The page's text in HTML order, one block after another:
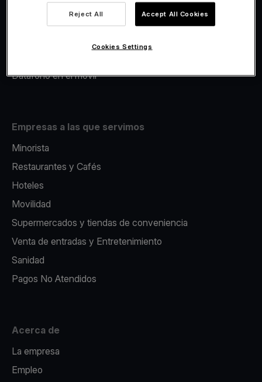
Avance Comercial
Datáfono en el movil
Empresas a las que servimos
Minorista
Restaurantes y Cafés
Hoteles
Movilidad
Supermercados y tiendas de conveniencia
Venta de entradas y Entretenimiento
Sanidad
Pagos No Atendidos
Acerca de
La empresa
Empleo
Reject All Accept All Cookies
Cookies Settings